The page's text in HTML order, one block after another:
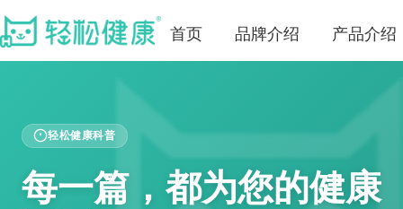
首页 品牌介绍 产品介绍
轻松健康科普
每一篇，都为您的健康